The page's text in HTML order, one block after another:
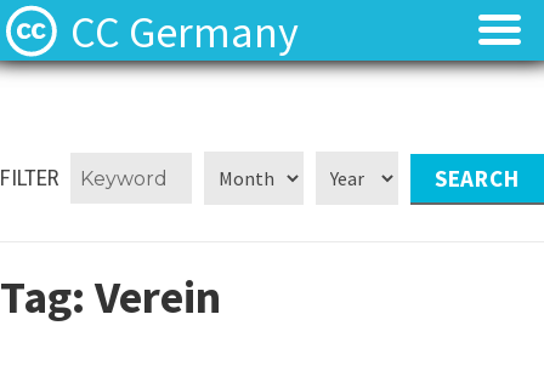
CC Germany
⬈ Lizenzen
⬈ Lizenzen
FILTER
Tag:Verein